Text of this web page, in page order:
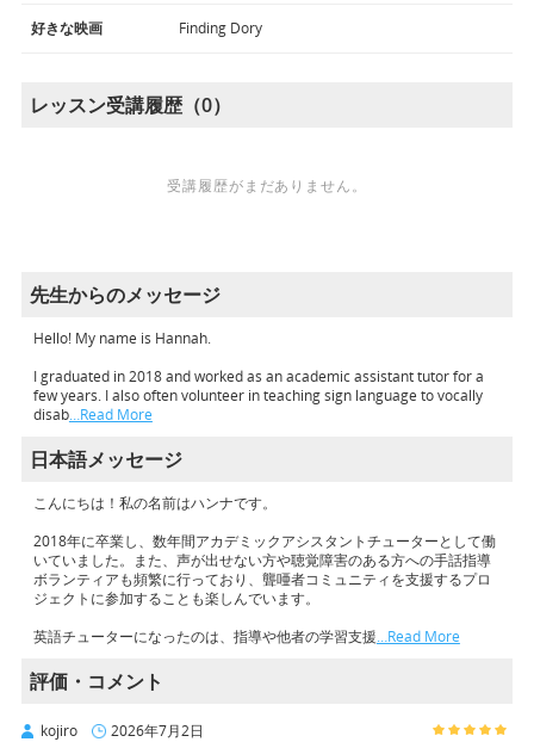
好きな映画 Finding Dory
レッスン受講履歴（0）
受講履歴がまだありません。
先生からのメッセージ
Hello! My name is Hannah.
I graduated in 2018 and worked as an academic assistant tutor for a
few years. I also often volunteer in teaching sign language to vocally
disab…Read More
日本語メッセージ
こんにちは！私の名前はハンナです。
2018年に卒業し、数年間アカデミックアシスタントチューターとして働
いていました。また、声が出せない方や聴覚障害のある方への手話指導
ボランティアも頻繁に行っており、聾唖者コミュニティを支援するプロ
ジェクトに参加することも楽しんでいます。
英語チューターになったのは、指導や他者の学習支援…Read More
評価・コメント
kojiro 2026年7月2日